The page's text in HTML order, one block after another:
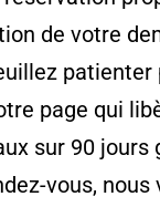
de votre
patienter
page qui
sur 90 jours
vous, nous